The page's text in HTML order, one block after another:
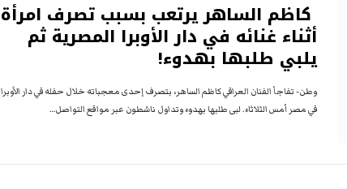
كاظم الساهر يرتعب بسبب تصرف امرأة
أثناء غنائه في دار الأوبرا المصرية ثم
يلبي طلبها بهدوء!
وطن- تفاجأ الفنان العراقي كاظم الساهر، بتصرف إحدى معجباته خلال حفله في دار الأوبرا
في مصر أمس الثلاثاء. لبى طلبها بهدوء وتداول ناشطون عبر مواقع التواصل…